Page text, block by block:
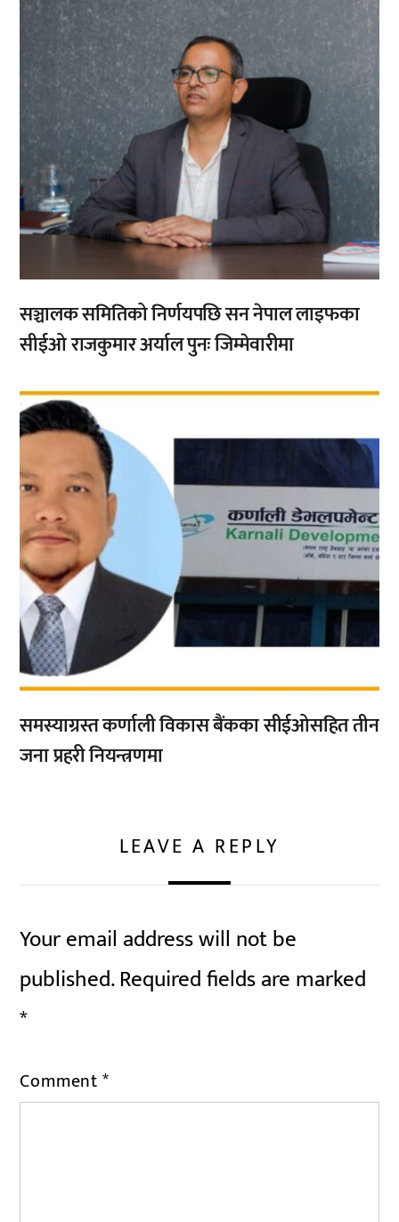
सञ्चालक समितिको निर्णयपछि सन नेपाल लाइफका
सीईओ राजकुमार अर्याल पुनः जिम्मेवारीमा
,
समस्याग्रस्त कर्णाली विकास बैंकका सीईओसहित तीन
जना प्रहरी नियन्त्रणमा
LEAVE A REPLY
Your email address will not be
published.Required fields are marked
*
Comment*